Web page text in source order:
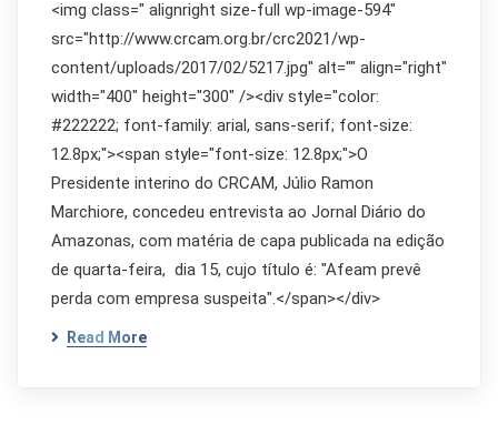
<img class=" alignright size-full wp-image-594"
src="http://www.crcam.org.br/crc2021/wp-
content/uploads/2017/02/5217.jpg" alt="" align="right"
width="400" height="300" /><div style="color:
#222222; font-family: arial, sans-serif; font-size:
12.8px;"><span style="font-size: 12.8px;">O
Presidente interino do CRCAM, Júlio Ramon
Marchiore, concedeu entrevista ao Jornal Diário do
Amazonas, com matéria de capa publicada na edição
de quarta-feira, dia 15, cujo título é: "Afeam prevê
perda com empresa suspeita".</span></div>
Read More